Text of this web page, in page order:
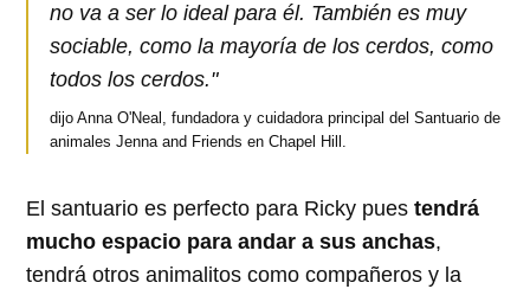
no va a ser lo ideal para él. También es muy
sociable, como la mayoría de los cerdos, como
todos los cerdos."
dijo Anna O'Neal, fundadora y cuidadora principal del Santuario de
animales Jenna and Friends en Chapel Hill.
El santuario es perfecto para Ricky pues tendrá
mucho espacio para andar a sus anchas,
tendrá otros animalitos como compañeros y la